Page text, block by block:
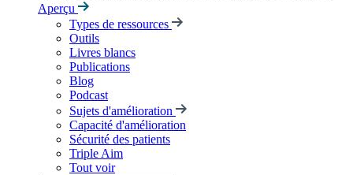
Aperçu
Types de ressources
Outils
Livres blancs
Publications
Blog
Podcast
Sujets d'amélioration
Capacité d'amélioration
Sécurité des patients
Triple Aim
Tout voir